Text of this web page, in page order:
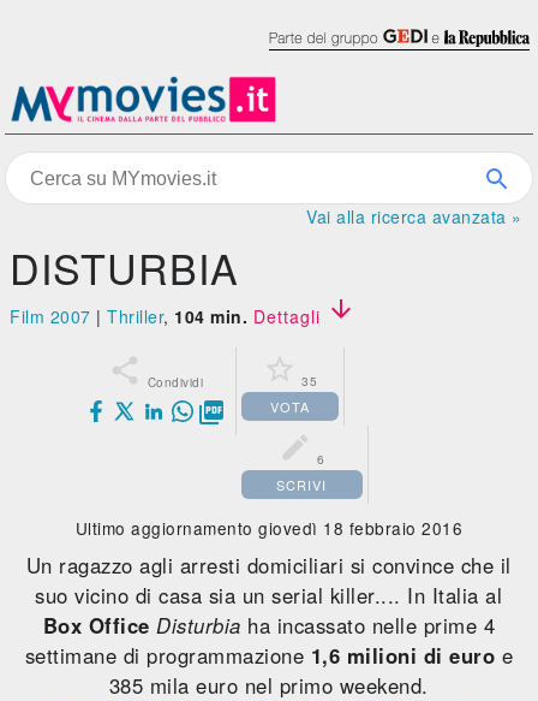
Vai alla ricerca avanzata »
DISTURBIA
Film 2007 |Thriller, 104 min. Dettagli 
 Condividi

 35
VOTA
 6
SCRIVI
Ultimo aggiornamento giovedì 18 febbraio 2016
Un ragazzo agli arresti domiciliari si convince che il
suo vicino di casa sia un serial killer.... In Italia al
Box Office Disturbia ha incassato nelle prime 4
settimane di programmazione 1,6 milioni di euro e
385 mila euro nel primo weekend.